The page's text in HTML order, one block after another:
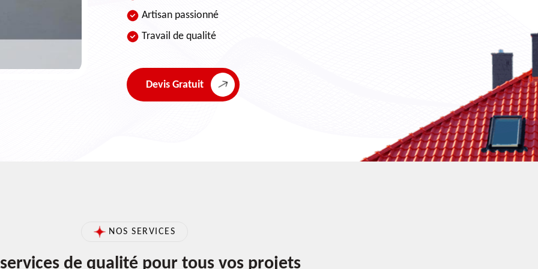
Artisan passionné
Travail de qualité
Devis Gratuit
NOS SERVICES
de qualité pour tous vos projets